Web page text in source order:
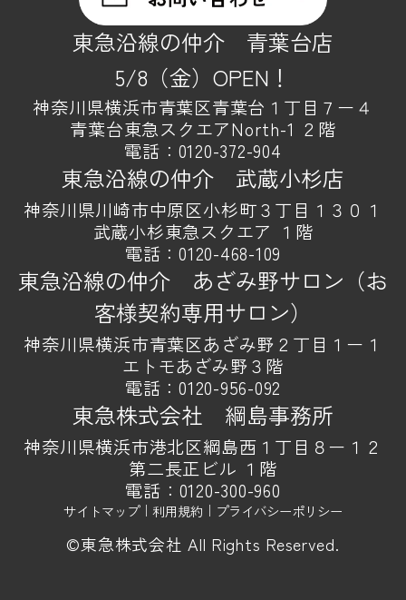
東急沿線の仲介 青葉台店
5/8（金）OPEN！
神奈川県横浜市青葉区青葉台１丁目７ー４
青葉台東急スクエアNorth-1 ２階
電話： 0120-372-904
東急沿線の仲介 武蔵小杉店
神奈川県川崎市中原区小杉町３丁目１３０１
武蔵小杉東急スクエア １階
電話：0120-468-109
東急沿線の仲介 あざみ野サロン（お
客様契約専用サロン）
神奈川県横浜市青葉区あざみ野２丁目１ー１
エトモあざみ野３階
電話：0120-956-092
東急株式会社 綱島事務所
神奈川県横浜市港北区綱島西１丁目８ー１２
第二長正ビル １階
電話： 0120-300-960
サイトマップ｜ 利用規約 ｜ プライバシーポリシー
©東急株式会社 All Rights Reserved.